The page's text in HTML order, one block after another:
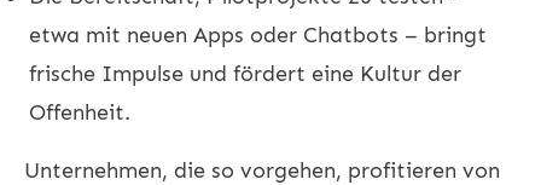
etwa mit neuen Apps oder Chatbots – bringt
frische Impulse und fördert eine Kultur der
Offenheit.
Unternehmen, die so vorgehen, profitieren von